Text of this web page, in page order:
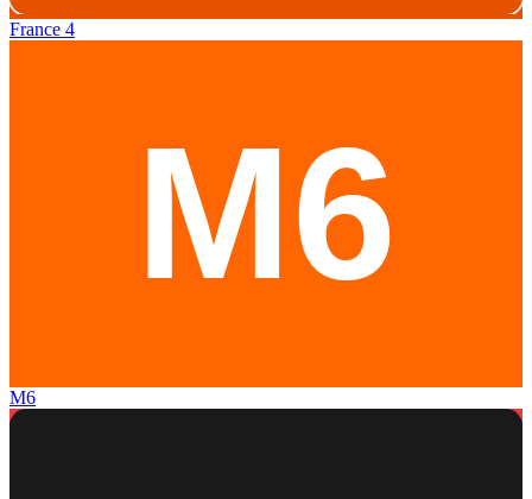
France 4
M6